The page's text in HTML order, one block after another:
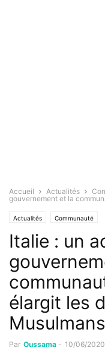
Accueil Actualités
gouvernement et la
Actualités Communauté
Italie : un
élargit les
Musulmans
Par Oussama - 10/06/2020